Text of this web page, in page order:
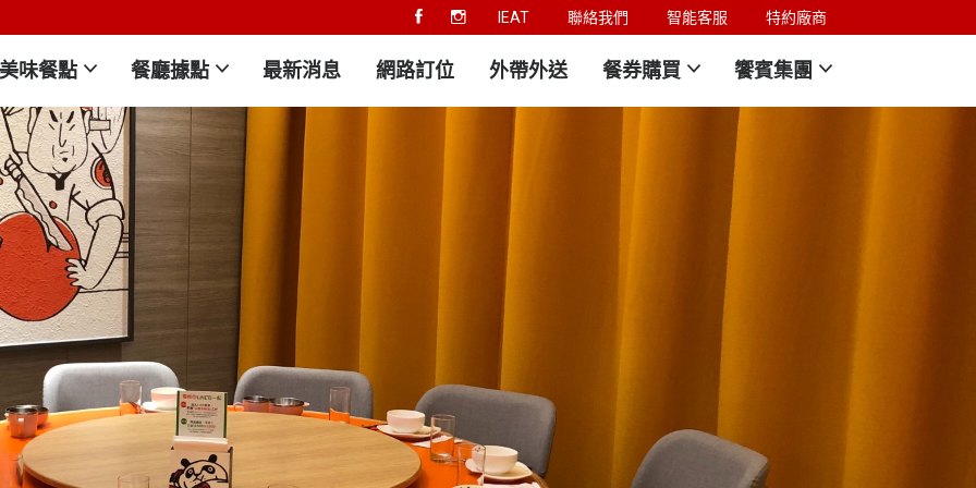
IEAT 聯絡我們 智能客服 特約廠商
美味餐點 餐廳據點 最新消息 網路訂位 外帶外送 餐券購買 饗賓集團